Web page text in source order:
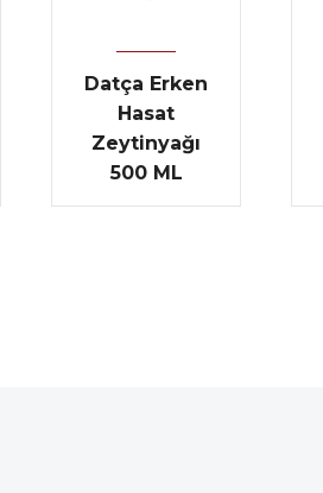
Datça Erken
Hasat
Zeytinyağı
500 ML